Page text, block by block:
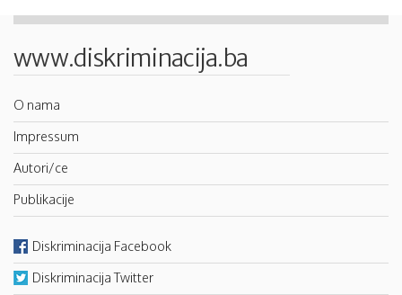
www.diskriminacija.ba
O nama
Impressum
Autori/ce
Publikacije
Diskriminacija Facebook
Diskriminacija Twitter